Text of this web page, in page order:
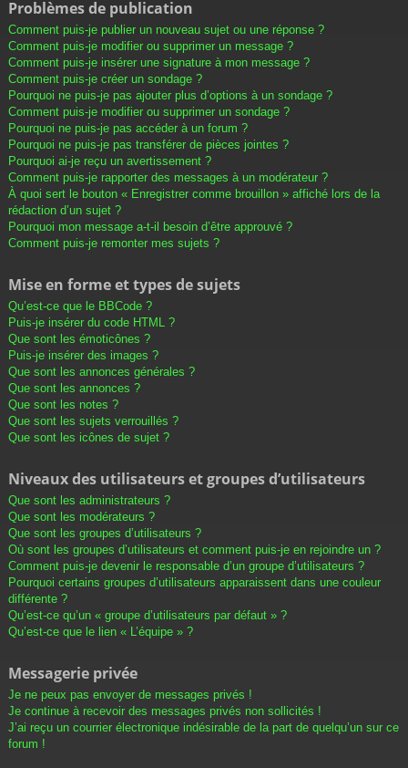
Problèmes de publication
Comment puis-je publier un nouveau sujet ou une réponse ?
Comment puis-je modifier ou supprimer un message ?
Comment puis-je insérer une signature à mon message ?
Comment puis-je créer un sondage ?
Pourquoi ne puis-je pas ajouter plus d’options à un sondage ?
Comment puis-je modifier ou supprimer un sondage ?
Pourquoi ne puis-je pas accéder à un forum ?
Pourquoi ne puis-je pas transférer de pièces jointes ?
Pourquoi ai-je reçu un avertissement ?
Comment puis-je rapporter des messages à un modérateur ?
À quoi sert le bouton « Enregistrer comme brouillon » affiché lors de la
rédaction d’un sujet ?
Pourquoi mon message a-t-il besoin d’être approuvé ?
Comment puis-je remonter mes sujets ?
Mise en forme et types de sujets
Qu’est-ce que le BBCode ?
Puis-je insérer du code HTML ?
Que sont les émoticônes ?
Puis-je insérer des images ?
Que sont les annonces générales ?
Que sont les annonces ?
Que sont les notes ?
Que sont les sujets verrouillés ?
Que sont les icônes de sujet ?
Niveaux des utilisateurs et groupes d’utilisateurs
Que sont les administrateurs ?
Que sont les modérateurs ?
Que sont les groupes d’utilisateurs ?
Où sont les groupes d’utilisateurs et comment puis-je en rejoindre un ?
Comment puis-je devenir le responsable d’un groupe d’utilisateurs ?
Pourquoi certains groupes d’utilisateurs apparaissent dans une couleur
différente ?
Qu’est-ce qu’un « groupe d’utilisateurs par défaut » ?
Qu’est-ce que le lien « L’équipe » ?
Messagerie privée
Je ne peux pas envoyer de messages privés !
Je continue à recevoir des messages privés non sollicités !
J’ai reçu un courrier électronique indésirable de la part de quelqu’un sur ce
forum !